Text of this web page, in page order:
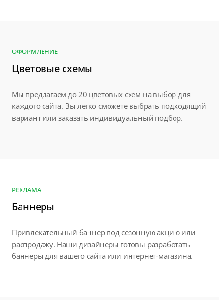
ОФОРМЛЕНИЕ
Цветовые схемы
Мы предлагаем до 20 цветовых схем на выбор для
каждого сайта. Вы легко сможете выбрать подходящий
вариант или заказать индивидуальный подбор.
РЕКЛАМА
Баннеры
Привлекательный баннер под сезонную акцию или
распродажу. Наши дизайнеры готовы разработать
баннеры для вашего сайта или интернет-магазина.